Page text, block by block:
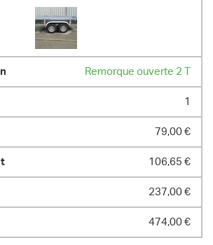
Remorque ouverte 2 T
1
79,00 €
106,65 €
237,00 €
474,00 €